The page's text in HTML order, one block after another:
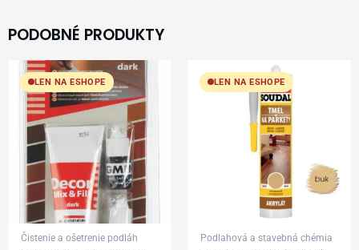
PODOBNÉ PRODUKTY
LEN NA ESHOPE
Čistenie a ošetrenie podláh
LEN NA ESHOPE
Podlahová a stavebná chémia